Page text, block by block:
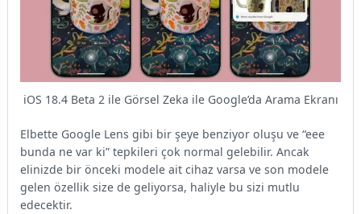
iOS 18.4 Beta 2 ile Görsel Zeka ile Google’da Arama Ekranı
Elbette Google Lens gibi bir şeye benziyor oluşu ve “eee
bunda ne var ki” tepkileri çok normal gelebilir. Ancak
elinizde bir önceki modele ait cihaz varsa ve son modele
gelen özellik size de geliyorsa, haliyle bu sizi mutlu
edecektir.